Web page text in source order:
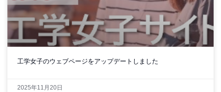
工学女子のウェブページをアップデートしました
2025年11月20日